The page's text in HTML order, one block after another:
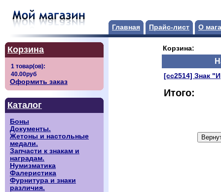
Главная Прайс-лист О
Корзина
Оформить заказ
Каталог
Боны
Документы.
Жетоны и настольные
медали.
Запчасти к знакам и
наградам.
Нумизматика
Фалеристика
Фурнитура и знаки
различия.
Корзина:
[сс2514] Знак
Итого: